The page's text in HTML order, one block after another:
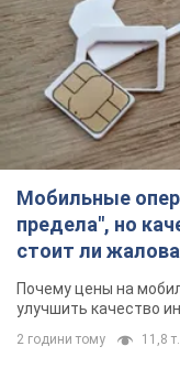
Мобильные
предела", но
стоит ли
Почему цены на
улучшить качество
2 години тому 11,8 т.